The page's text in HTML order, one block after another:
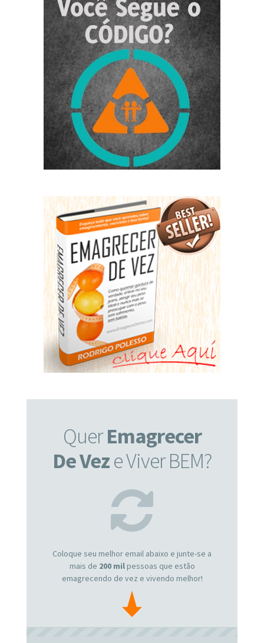
QuerEmagrecer
De Veze Viver BEM?
Coloque seu melhor email abaixo e junte-se a
mais de 200 milpessoas que estão
emagrecendo de vez e vivendo melhor!